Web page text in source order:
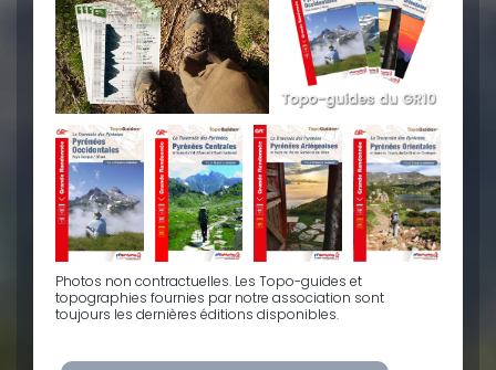
Photos non contractuelles. Les Topo-guides et
topographies fournies par notre association sont
toujours les dernières éditions disponibles.